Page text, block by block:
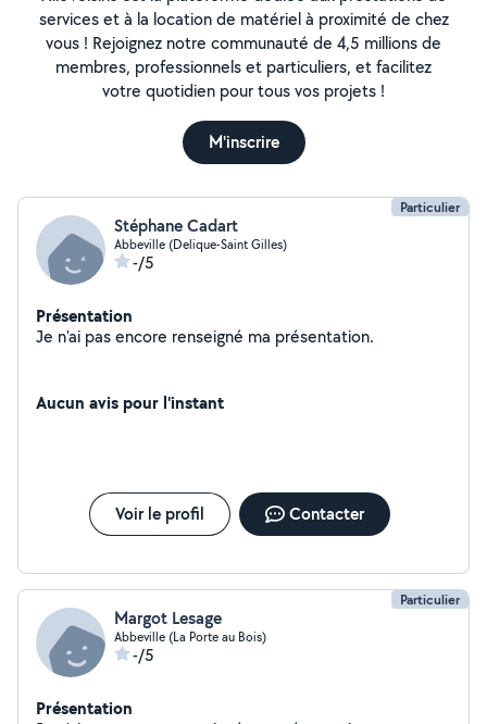
services et à la location de matériel à proximité de chez
vous ! Rejoignez notre communauté de 4,5 millions de
membres, professionnels et particuliers, et facilitez
votre quotidien pour tous vos projets !
M'inscrire
Particulier
Stéphane Cadart
Abbeville (Delique-Saint Gilles)
-/5
Présentation
Je n'ai pas encore renseigné ma présentation.
Aucun avis pour l'instant
Voir le profil Contacter
Particulier
Margot Lesage
Abbeville (La Porte au Bois)
-/5
Présentation